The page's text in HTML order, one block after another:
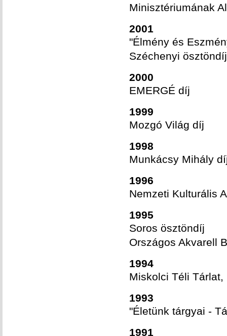
Minisztériumának
2001
"Élmény és
Széchenyi ösztöndíj
2000
EMERGÉ díj
1999
Mozgó Világ díj
1998
Munkácsy Mihály
1996
Nemzeti Kulturális
1995
Soros ösztöndíj
Országos Akvarell
1994
Miskolci Téli
1993
"Életünk tárgyai -
1991